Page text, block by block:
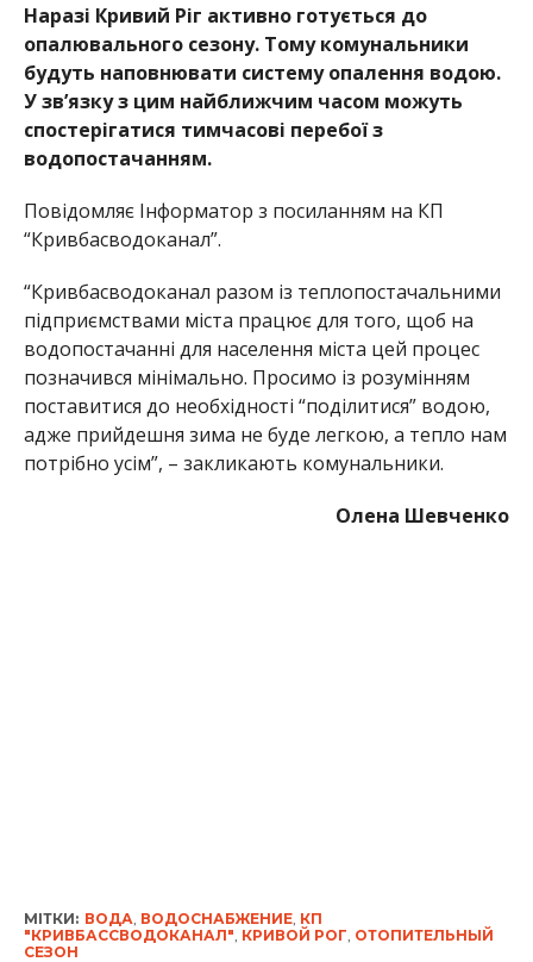
Наразі Кривий Ріг активно готується до
опалювального сезону. Тому комунальники
будуть наповнювати систему опалення водою.
У зв’язку з цим найближчим часом можуть
спостерігатися тимчасові перебої з
водопостачанням.
Повідомляє Інформатор з посиланням на КП
“Кривбасводоканал”.
“Кривбасводоканал разом із теплопостачальними
підприємствами міста працює для того, щоб на
водопостачанні для населення міста цей процес
позначився мінімально. Просимо із розумінням
поставитися до необхідності “поділитися” водою,
адже прийдешня зима не буде легкою, а тепло нам
потрібно усім”, – закликають комунальники.
Олена Шевченко
МІТКИ: ВОДА ВОДОСНАБЖЕНИЕ, КП
"КРИВБАССВОДОКАНАЛ" КРИВОЙ РОГ ОТОПИТЕЛЬНЫЙ
СЕЗОН